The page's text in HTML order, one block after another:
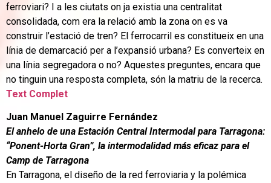
ferroviari? I a les ciutats on ja existia una centralitat
consolidada, com era la relació amb la zona on es va
construir l’estació de tren? El ferrocarril es constitueix en una
línia de demarcació per a l’expansió urbana? Es converteix en
una línia segregadora o no? Aquestes preguntes, encara que
no tinguin una resposta completa, són la matriu de la recerca.
Text Complet
Juan Manuel Zaguirre Fernández
El anhelo de una Estación Central Intermodal para Tarragona:
“Ponent-Horta Gran”, la intermodalidad más eficaz para el
Camp de Tarragona
En Tarragona, el diseño de la red ferroviaria y la polémica